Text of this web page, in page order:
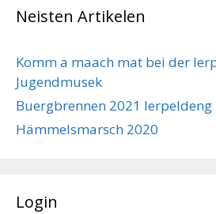
Neisten Artikelen
Komm a maach mat bei der
Jugendmusek
Buergbrennen 2021 Ierpeldeng
Hämmelsmarsch 2020
Login